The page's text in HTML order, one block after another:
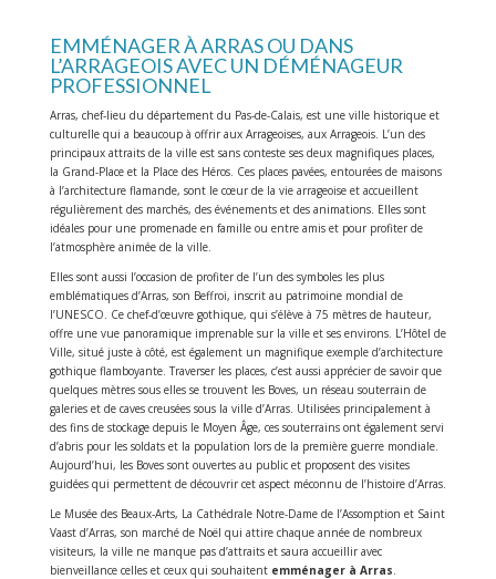
EMMÉNAGER À ARRAS OU DANS
L’ARRAGEOIS AVEC UN DÉMÉNAGEUR
PROFESSIONNEL
Arras, chef-lieu du département du Pas-de-Calais, est une ville historique et
culturelle qui a beaucoup à offrir aux Arrageoises, aux Arrageois. L’un des
principaux attraits de la ville est sans conteste ses deux magnifiques places,
la Grand-Place et la Place des Héros. Ces places pavées, entourées de maisons
à l’architecture flamande, sont le cœur de la vie arrageoise et accueillent
régulièrement des marchés, des événements et des animations. Elles sont
idéales pour une promenade en famille ou entre amis et pour profiter de
l’atmosphère animée de la ville.
Elles sont aussi l’occasion de profiter de l’un des symboles les plus
emblématiques d’Arras, son Beffroi, inscrit au patrimoine mondial de
l’UNESCO. Ce chef-d’œuvre gothique, qui s’élève à 75 mètres de hauteur,
offre une vue panoramique imprenable sur la ville et ses environs. L’Hôtel de
Ville, situé juste à côté, est également un magnifique exemple d’architecture
gothique flamboyante. Traverser les places, c’est aussi apprécier de savoir que
quelques mètres sous elles se trouvent les Boves, un réseau souterrain de
galeries et de caves creusées sous la ville d’Arras. Utilisées principalement à
des fins de stockage depuis le Moyen Âge, ces souterrains ont également servi
d’abris pour les soldats et la population lors de la première guerre mondiale.
Aujourd’hui, les Boves sont ouvertes au public et proposent des visites
guidées qui permettent de découvrir cet aspect méconnu de l’histoire d’Arras.
Le Musée des Beaux-Arts, La Cathédrale Notre-Dame de l’Assomption et Saint
Vaast d’Arras, son marché de Noël qui attire chaque année de nombreux
visiteurs, la ville ne manque pas d’attraits et saura accueillir avec
bienveillance celles et ceux qui souhaitent emménager à Arras.